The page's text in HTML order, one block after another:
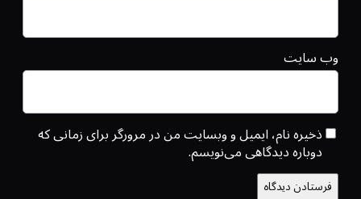
وب‌ سایت
ذخیره نام، ایمیل و وبسایت من در مرورگر برای زمانی که
دوباره دیدگاهی می‌نویسم.